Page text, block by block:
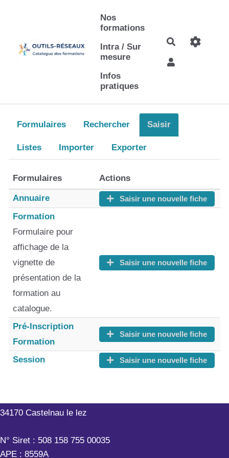
Aller au contenu principal
Nos
formations
Intra / Sur
mesure
Infos
pratiques
Rechercher
Formulaires Rechercher Saisir
Listes Importer Exporter
Formulaires Actions
Annuaire Saisir une nouvelle fiche
Formation
Formulaire pour
affichage de la
vignette de
présentation de la
formation au
catalogue.
Saisir une nouvelle fiche
Pré-Inscription
Formation
Saisir une nouvelle fiche
Session Saisir une nouvelle fiche
34170 Castelnau le lez
N° Siret : 508 158 755 00035
APE : 8559A